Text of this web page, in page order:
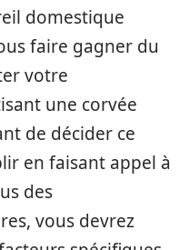
domestique
faire gagner du
votre
une corvée
de décider ce
en faisant appel à
des
vous devrez